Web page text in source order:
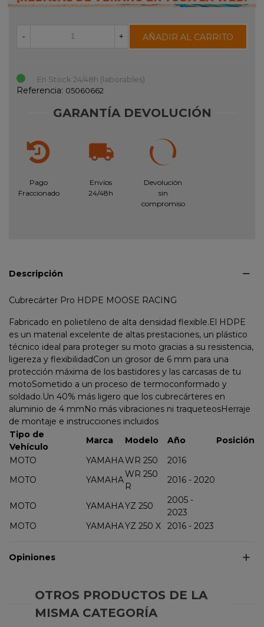
- + AÑADIR AL CARRITO
En Stock 24/48h (laborables)
Referencia: 05060662
GARANTÍA DEVOLUCIÓN
Pago
Fraccionado
Envíos
24/48h
Devolución
sin
compromiso
Descripción
Cubrecárter Pro HDPE MOOSE RACING
Fabricado en polietileno de alta densidad flexible.El HDPE
es un material excelente de altas prestaciones, un plástico
técnico ideal para proteger su moto gracias a su resistencia,
ligereza y flexibilidadCon un grosor de 6 mm para una
protección máxima de los bastidores y las carcasas de tu
motoSometido a un proceso de termoconformado y
soldado.Un 40% más ligero que los cubrecárteres en
aluminio de 4 mmNo más vibraciones ni traqueteosHerraje
de montaje e instrucciones incluidos
Tipo de
Vehículo
Marca Modelo Año
Posición
MOTO
YAMAHAWR 250
2016
MOTO
YAMAHA
WR 250
R
2016 - 2020
MOTO YAMAHAYZ 250
2005 -
2023
MOTO
YAMAHAYZ 250 X 2016 - 2023
Opiniones
OTROS PRODUCTOS DE LA
MISMA CATEGORÍA